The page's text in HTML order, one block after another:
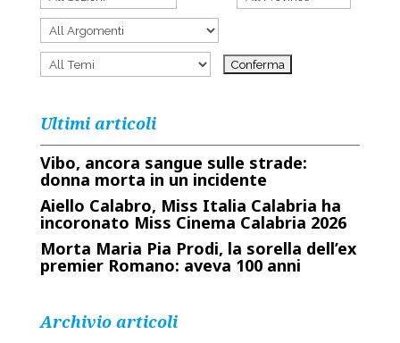
Ultimi articoli
Vibo, ancora sangue sulle strade:
donna morta in un incidente
Aiello Calabro, Miss Italia Calabria ha
incoronato Miss Cinema Calabria 2026
Morta Maria Pia Prodi, la sorella dell’ex
premier Romano: aveva 100 anni
Archivio articoli